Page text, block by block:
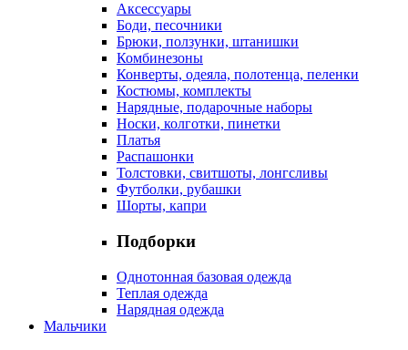
Аксессуары
Боди, песочники
Брюки, ползунки, штанишки
Комбинезоны
Конверты, одеяла, полотенца, пеленки
Костюмы, комплекты
Нарядные, подарочные наборы
Носки, колготки, пинетки
Платья
Распашонки
Толстовки, свитшоты, лонгсливы
Футболки, рубашки
Шорты, капри
Подборки
Однотонная базовая одежда
Теплая одежда
Нарядная одежда
Мальчики